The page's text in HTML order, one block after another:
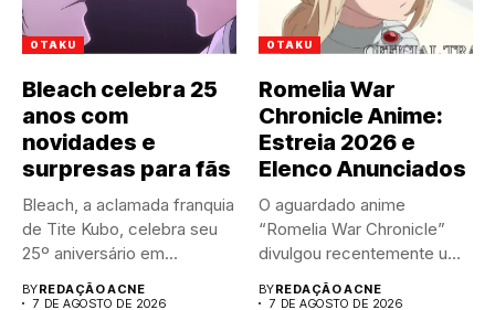
OTAKU
Bleach celebra 25
anos com
novidades e
surpresas para fãs
Bleach, a aclamada franquia
de Tite Kubo, celebra seu
25º aniversário em...
BYREDAÇÃO ACNE
7 DE AGOSTO DE 2026
OTAKU
Romelia War
Chronicle Anime:
Estreia 2026 e
Elenco Anunciados
O aguardado anime
“Romelia War Chronicle”
divulgou recentemente um
revelando...
BYREDAÇÃO ACNE
7 DE AGOSTO DE 2026